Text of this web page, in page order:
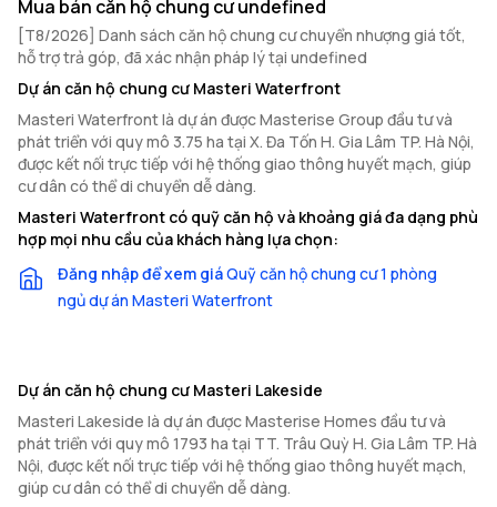
Mua bán căn hộ chung cư undefined
[T8/2026] Danh sách căn hộ chung cư chuyển nhượng giá tốt,
hỗ trợ trả góp, đã xác nhận pháp lý tại undefined
Dự án căn hộ chung cư Masteri Waterfront
Masteri Waterfront là dự án được Masterise Group đầu tư và
phát triển với quy mô 3.75 ha tại X. Đa Tốn H. Gia Lâm TP. Hà Nội,
được kết nối trực tiếp với hệ thống giao thông huyết mạch, giúp
cư dân có thể di chuyển dễ dàng.
Masteri Waterfront có quỹ căn hộ và khoảng giá đa dạng phù
hợp mọi nhu cầu của khách hàng lựa chọn:
Đăng nhập để xem giáQuỹ căn hộ chung cư 1 phòng
ngủ dự án Masteri Waterfront
Dự án căn hộ chung cư Masteri Lakeside
Masteri Lakeside là dự án được Masterise Homes đầu tư và
phát triển với quy mô 1793 ha tại TT. Trâu Quỳ H. Gia Lâm TP. Hà
Nội, được kết nối trực tiếp với hệ thống giao thông huyết mạch,
giúp cư dân có thể di chuyển dễ dàng.